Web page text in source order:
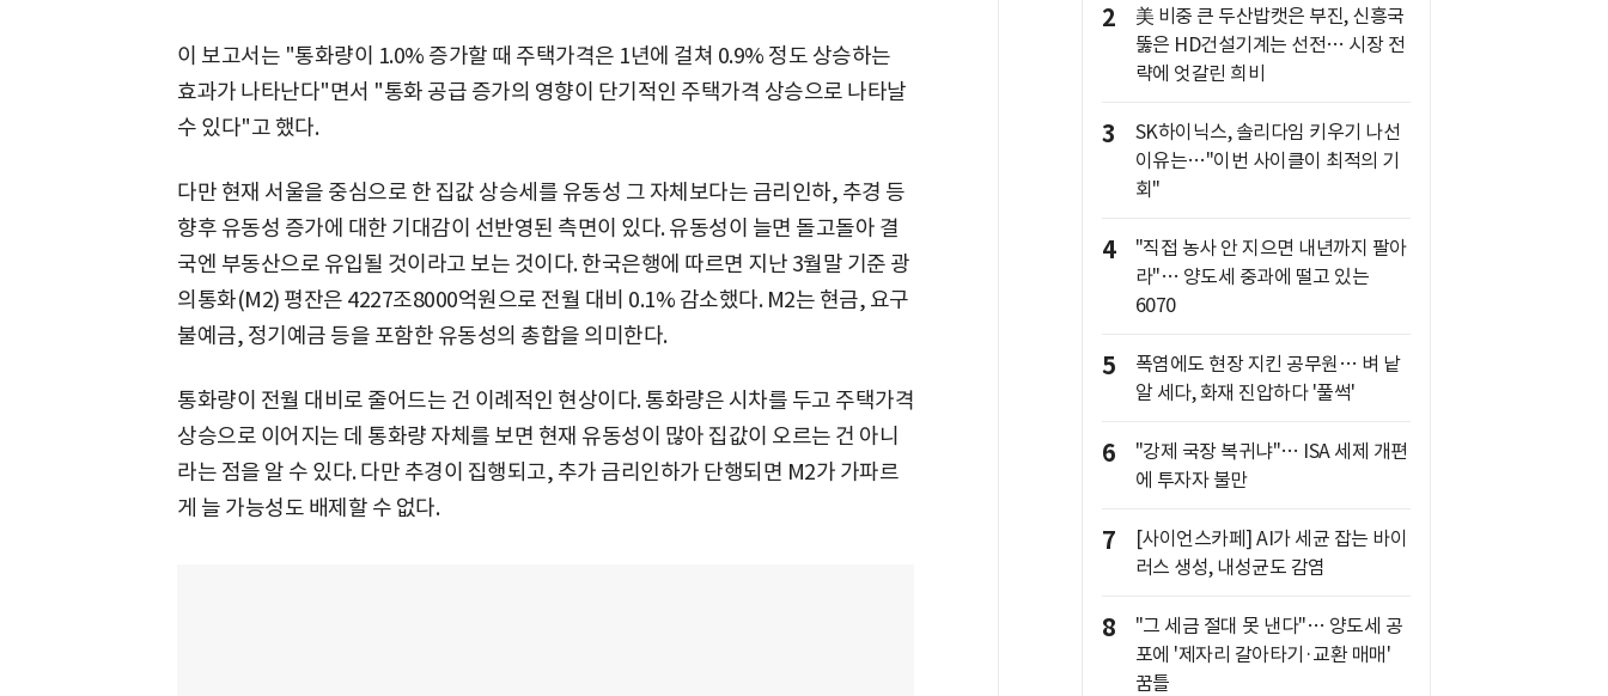
이 보고서는 "통화량이 1.0% 증가할 때 주택가격은 1년에 걸쳐 0.9% 정도 상승하는
효과가 나타난다"면서 "통화 공급 증가의 영향이 단기적인 주택가격 상승으로 나타날
수 있다"고 했다.
다만 현재 서울을 중심으로 한 집값 상승세를 유동성 그 자체보다는 금리인하, 추경 등
향후 유동성 증가에 대한 기대감이 선반영된 측면이 있다. 유동성이 늘면 돌고돌아 결
국엔 부동산으로 유입될 것이라고 보는 것이다. 한국은행에 따르면 지난 3월말 기준 광
의통화(M2) 평잔은 4227조8000억원으로 전월 대비 0.1% 감소했다. M2는 현금, 요구
불예금, 정기예금 등을 포함한 유동성의 총합을 의미한다.
통화량이 전월 대비로 줄어드는 건 이례적인 현상이다. 통화량은 시차를 두고 주택가격
상승으로 이어지는 데 통화량 자체를 보면 현재 유동성이 많아 집값이 오르는 건 아니
라는 점을 알 수 있다. 다만 추경이 집행되고, 추가 금리인하가 단행되면 M2가 가파르
게 늘 가능성도 배제할 수 없다.
2
美 비중 큰 두산밥캣은 부진, 신흥국
뚫은 HD건설기계는 선전… 시장 전
략에 엇갈린 희비
3
SK하이닉스, 솔리다임 키우기 나선
이유는…"이번 사이클이 최적의 기
회"
4
"직접 농사 안 지으면 내년까지 팔아
라"… 양도세 중과에 떨고 있는
6070
5
폭염에도 현장 지킨 공무원… 벼 낱
알 세다, 화재 진압하다 '풀썩'
6
"강제 국장 복귀냐"… ISA 세제 개편
에 투자자 불만
7
[사이언스카페] AI가 세균 잡는 바이
러스 생성, 내성균도 감염
8
"그 세금 절대 못 낸다"… 양도세 공
포에 '제자리 갈아타기·교환 매매'
꿈틀